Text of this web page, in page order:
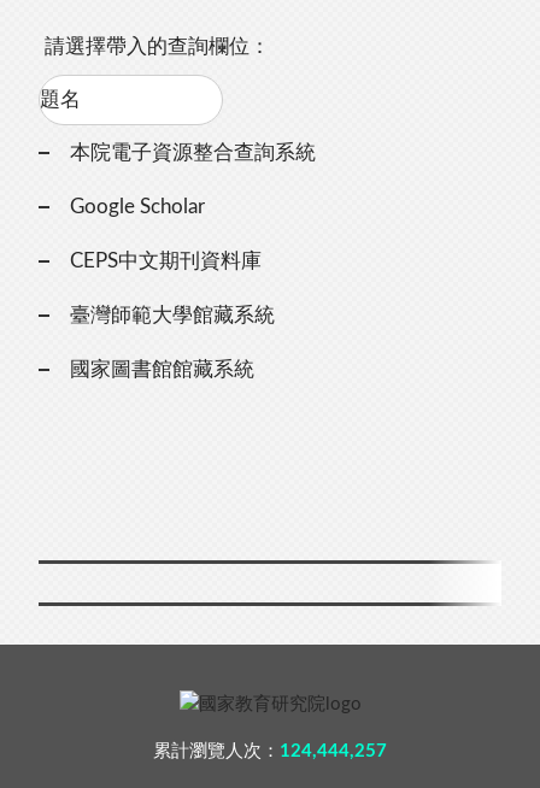
請選擇帶入的查詢欄位：
本院電子資源整合查詢系統
Google Scholar
CEPS中文期刊資料庫
臺灣師範大學館藏系統
國家圖書館館藏系統
累計瀏覽人次： 124,444,257